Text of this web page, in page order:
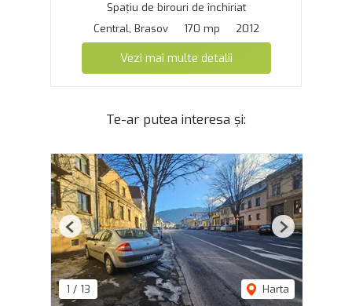
Spațiu de birouri de închiriat
Central, Brasov
170 mp 2012
Vezi mai multe detalii
Te-ar putea interesa și:
1 / 13 Harta
Previous Next